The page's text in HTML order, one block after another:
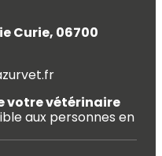
Curie, 06700
votre vétérinaire
aux personnes en